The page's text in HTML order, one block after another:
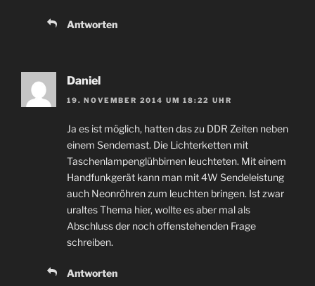
Antworten
Daniel
19. NOVEMBER 2014 UM 18:22 UHR
Ja es ist möglich, hatten das zu DDR Zeiten neben
einem Sendemast. Die Lichterketten mit
Taschenlampenglühbirnen leuchteten. Mit einem
Handfunkgerät kann man mit 4W Sendeleistung
auch Neonröhren zum leuchten bringen. Ist zwar
uraltes Thema hier, wollte es aber mal als
Abschluss der noch offenstehenden Frage
schreiben.
Antworten